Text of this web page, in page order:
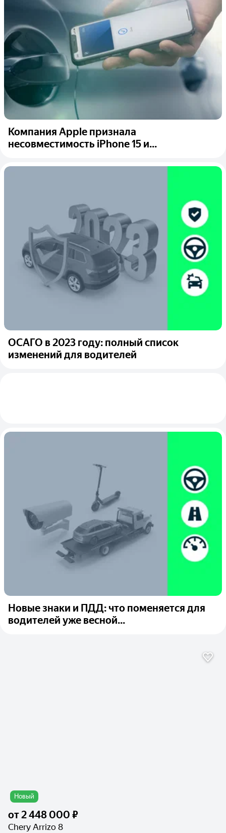
Компания Apple признала
несовместимость iPhone 15 и...
ОСАГО в 2023 году: полный список
изменений для водителей
Новые знаки и ПДД: что поменяется для
водителей уже весной...
Новый
от2 448 000 ₽
Chery Arrizo 8